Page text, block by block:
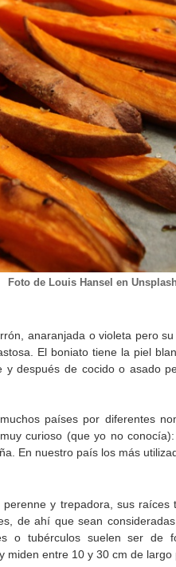
Foto de Louis Hansel en Unsplash
anaranjada o violeta pero
El boniato tiene la piel
y después de cocido o asado
países por diferentes
curioso (que yo no
En nuestro país los más
y trepadora, sus raíces
de ahí que sean
o tubérculos suelen ser de
miden entre 10 y 30 cm de